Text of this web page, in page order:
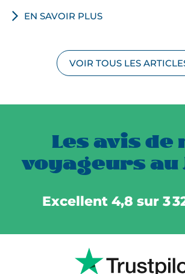
EN SAVOIR PLUS
VOIR TOUS LES
Les avis de
voyageurs au
Excellent 4,8 sur 3